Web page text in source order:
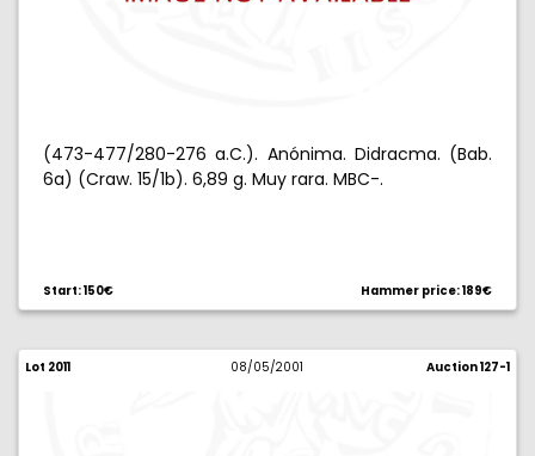
(473-477/280-276 a.C.). Anónima. Didracma. (Bab.
6a) (Craw. 15/1b). 6,89 g. Muy rara. MBC-.
Start: 150€ Hammer price: 189€
Lot 2011 08/05/2001 Auction 127-1